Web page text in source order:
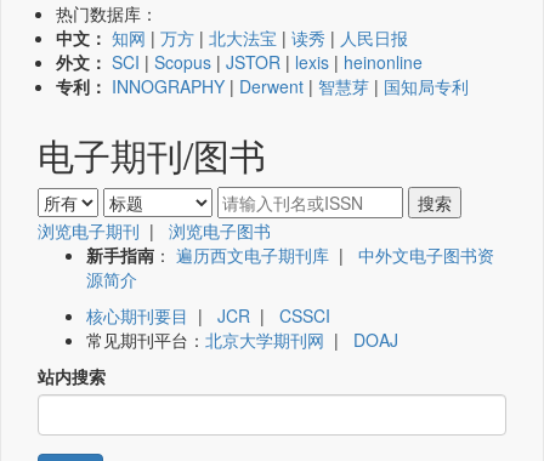
热门数据库：
中文： 知网 | 万方 | 北大法宝 | 读秀 | 人民日报
外文： SCI | Scopus | JSTOR | lexis | heinonline
专利： INNOGRAPHY | Derwent | 智慧芽 | 国知局专利
电子期刊/图书
浏览电子期刊 | 浏览电子图书
新手指南 ： 遍历西文电子期刊库 | 中外文电子图书资
源简介
核心期刊要目 | JCR | CSSCI
常见期刊平台： 北京大学期刊网 | DOAJ
站内搜索